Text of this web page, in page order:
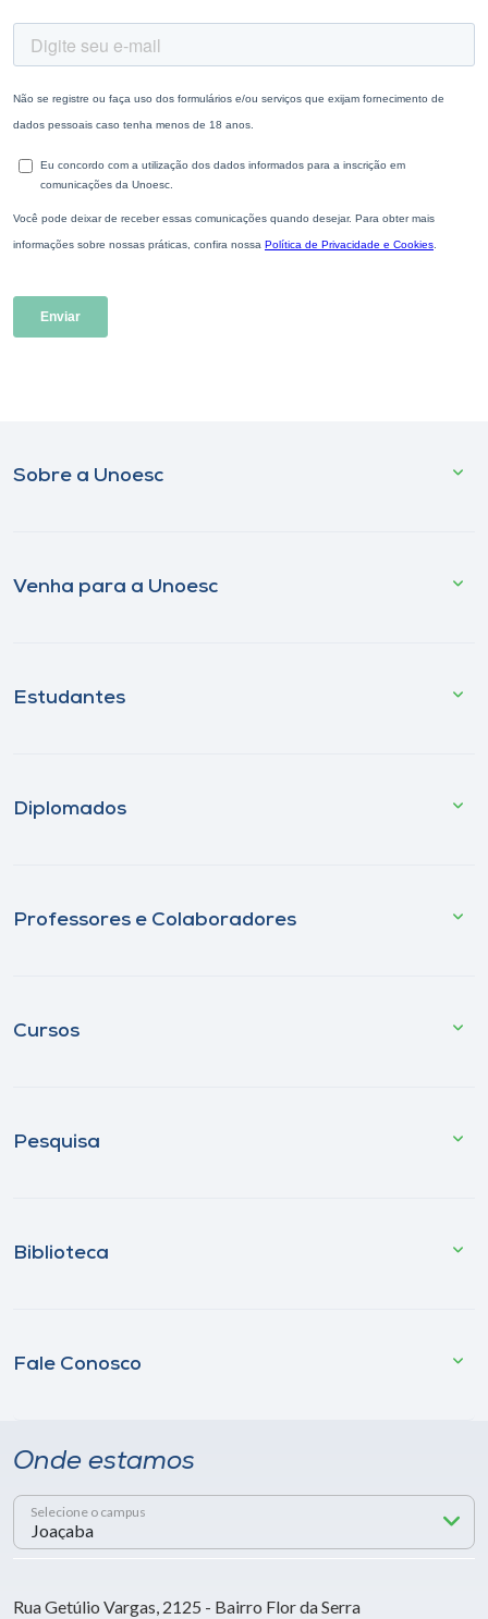
Sobre a Unoesc
Venha para a Unoesc
Estudantes
Diplomados
Professores e Colaboradores
Cursos
Pesquisa
Biblioteca
Fale Conosco
Onde estamos
Selecione o campus
Rua Getúlio Vargas, 2125 - Bairro Flor da Serra